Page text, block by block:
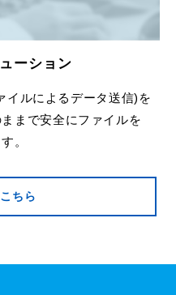
ーション
イルによるデータ送信)を
まで安全にファイルを
。
ちら